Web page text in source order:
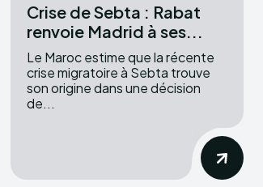
Crise de Sebta : Rabat
renvoie Madrid à ses...
Le Maroc estime que la récente
crise migratoire à Sebta trouve
son origine dans une décision
de...